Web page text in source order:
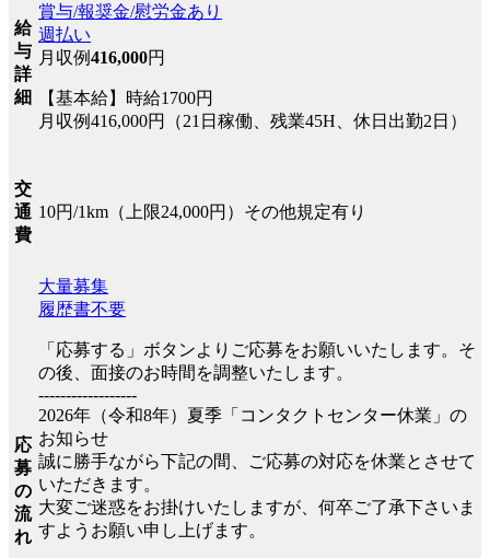
給
与
詳
細
賞与/報奨金/慰労金あり
週払い
月収例416,000円
【基本給】時給1700円
月収例416,000円（21日稼働、残業45H、休日出勤2日）
交
通
費
10円/1km（上限24,000円）その他規定有り
応
募
の
流
れ
大量募集
履歴書不要
「応募する」ボタンよりご応募をお願いいたします。そ
の後、面接のお時間を調整いたします。
------------------
2026年（令和8年）夏季「コンタクトセンター休業」の
お知らせ
誠に勝手ながら下記の間、ご応募の対応を休業とさせて
いただきます。
大変ご迷惑をお掛けいたしますが、何卒ご了承下さいま
すようお願い申し上げます。